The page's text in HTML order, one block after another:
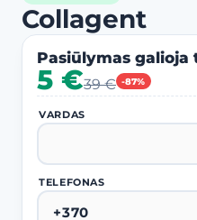
Collagent
Pasiūlymas galioja
-87%
5 €39 €
VARDAS
TELEFONAS